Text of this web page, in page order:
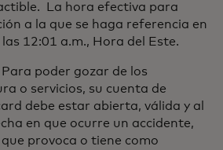
La hora efectiva para
a la que se haga referencia en
12:01 a.m., Hora del Este.
poder gozar de los
o servicios, su cuenta de
debe estar abierta, válida y al
en que ocurre un accidente,
provoca o tiene como